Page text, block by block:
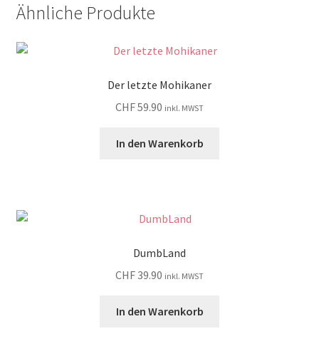
Ähnliche Produkte
Der letzte Mohikaner
CHF59.90 inkl. MWST
In den Warenkorb
DumbLand
CHF39.90 inkl. MWST
In den Warenkorb